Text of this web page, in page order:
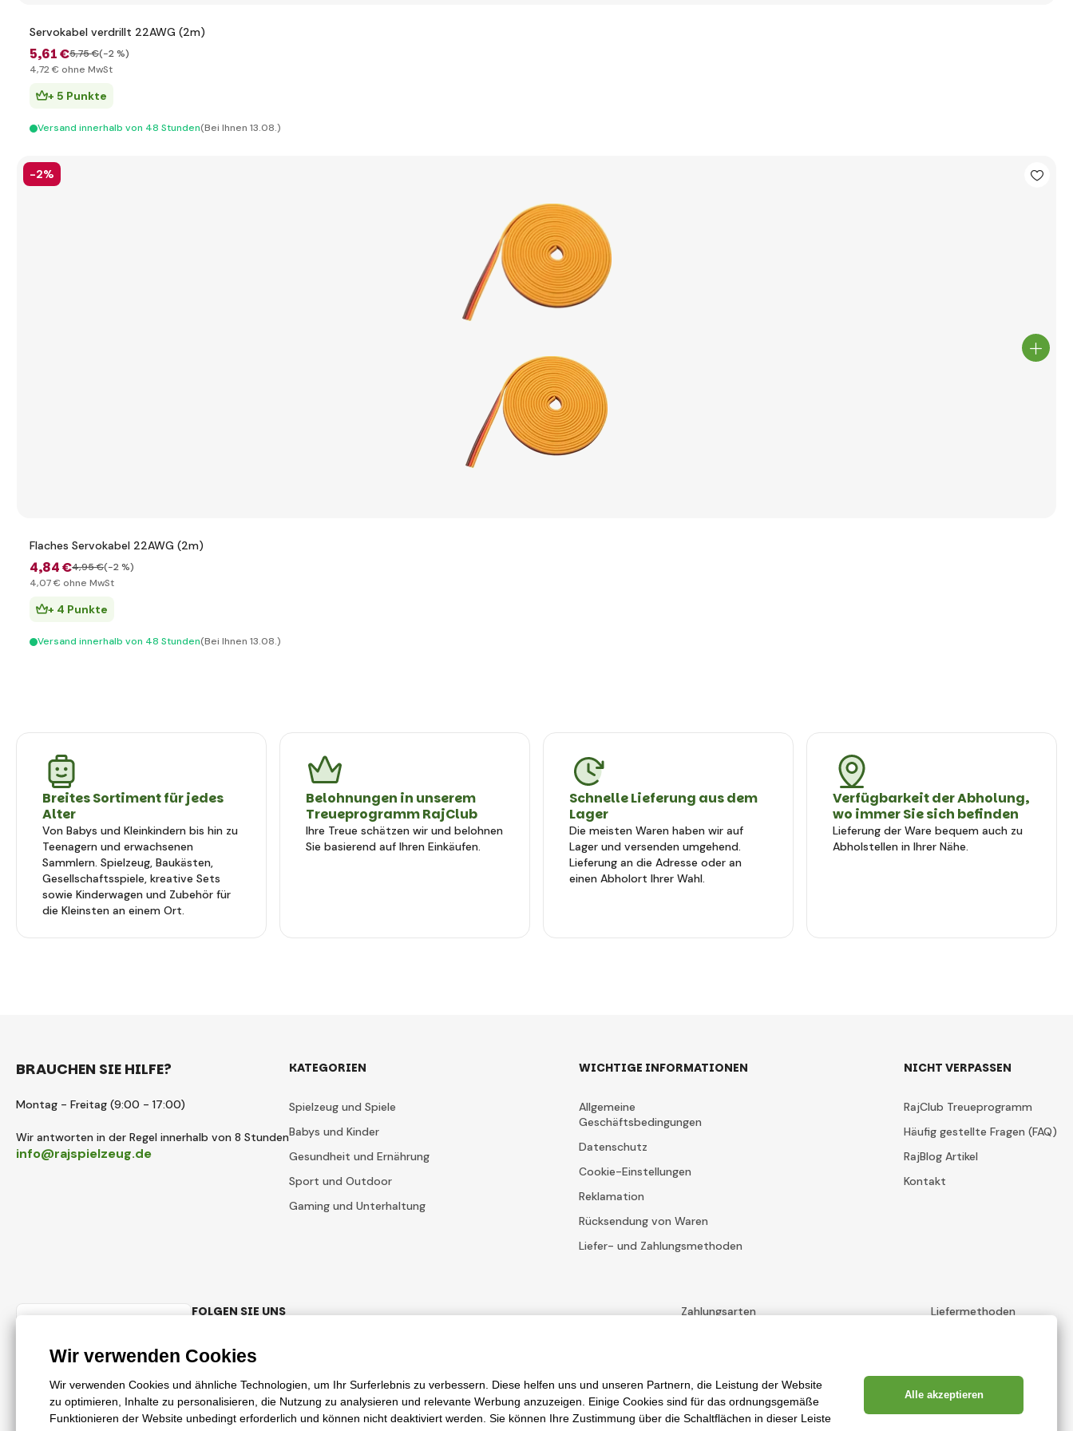
Servokabel verdrillt 22AWG (2m)
5,61 €5,75 €(-2 %)
4,72 € ohne MwSt
+ 5 Punkte
Versand innerhalb von 48 Stunden(Bei Ihnen 13.08.)
-2%
Flaches Servokabel 22AWG (2m)
4,84 €4,95 €(-2 %)
4,07 € ohne MwSt
+ 4 Punkte
Versand innerhalb von 48 Stunden(Bei Ihnen 13.08.)
Breites Sortiment für jedes
Alter
Von Babys und Kleinkindern bis hin zu
Teenagern und erwachsenen
Sammlern. Spielzeug, Baukästen,
Gesellschaftsspiele, kreative Sets
sowie Kinderwagen und Zubehör für
die Kleinsten an einem Ort.
Belohnungen in unserem
Treueprogramm RajClub
Ihre Treue schätzen wir und belohnen
Sie basierend auf Ihren Einkäufen.
Schnelle Lieferung aus dem
Lager
Die meisten Waren haben wir auf
Lager und versenden umgehend.
Lieferung an die Adresse oder an
einen Abholort Ihrer Wahl.
Verfügbarkeit der Abholung,
wo immer Sie sich befinden
Lieferung der Ware bequem auch zu
Abholstellen in Ihrer Nähe.
BRAUCHEN SIE HILFE?
Montag - Freitag (9:00 - 17:00)
Wir antworten in der Regel innerhalb von 8 Stunden
info@rajspielzeug.de
KATEGORIEN
Spielzeug und Spiele
Babys und Kinder
Gesundheit und Ernährung
Sport und Outdoor
Gaming und Unterhaltung
WICHTIGE INFORMATIONEN
Allgemeine
Geschäftsbedingungen
Datenschutz
Cookie-Einstellungen
Reklamation
Rücksendung von Waren
Liefer- und Zahlungsmethoden
NICHT VERPASSEN
RajClub Treueprogramm
Häufig gestellte Fragen (FAQ)
RajBlog Artikel
Kontakt
FOLGEN SIE UNS Zahlungsarten Liefermethoden
© 2018 - 2026 RajSpielzeug.de, Alle Rechte vorbehalten